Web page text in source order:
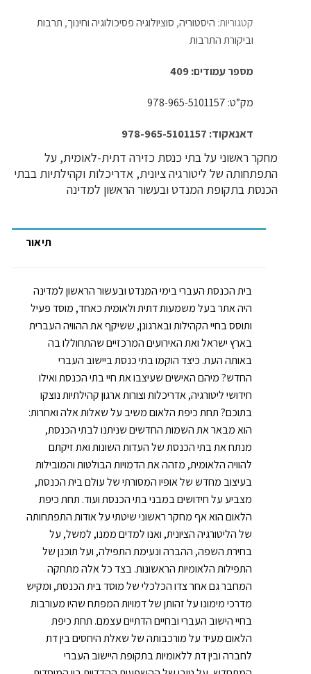
קטגוריות:היסטוריה,סוציולוגיה פסיכולוגיה וחינוך,תרבות
וביקורת התרבות
מספר עמודים: 409
מק”ט: 978-965-5101157
דאנאקוד: 978-965-5101157
מחקר ראשוני על בתי כנסת כזירה דתית-לאומית, על
התפתחותה של ליטורגיה ציונית, אדריכלות וקהילתיות בבתי
הכנסת בתקופת המנדט ובעשור הראשון למדינה
תיאור
בית הכנסת העברי בימי המנדט ובעשור הראשון למדינה
היה אתר בעל משמעות דתית ולאומית כאחד, מוסד פעיל
ותוסס בחיי הקהילות ובארגונן, ששיקף את ההוויה העברית
בארץ ישראל ואת האירועים המרכזיים שהתחוללו בה
באותה העת. כיצד הוקמו בתי כנסת ביישוב העברי
החדש? מיהם האישים שעיצבו את חיי בתי הכנסת ואילו
חידושי ליטורגיה, אדריכלות וצורות ארגון קהילתיות נוצקו
בתוכם? תחת כיפת הלאום משיב על שאלות אלה ואחרות:
הוא מבאר את השמות החדשים שניתנו לבתי הכנסת,
מנתח את בתי הכנסת של העדות השונות ואת זיקתם
להוויה הלאומית, מזהה את הדמויות הבולטות והמובילות
בעיצוב מחדש של אופיו המסורתי של עולם בית הכנסת,
מצביע על חידושים במבני בתי הכנסת ועוד. תחת כיפת
הלאום הוא אף מחקר ראשוני שיטתי על אודות התפתחותה
של הליטורגיה הציונית, ואנו למדים ממנו, למשל, על
בחירת השפה, ההברה ונעימת התפילה, ועל תוכנן של
התפילות הלאומיות הראשונות. בצד כל אלה מתחקה
המחבר גם אחר צדו הכלכלי של מוסד בית הכנסת, ומקיש
מדרכי מימונו על זהותן של דמויות המפתח שהיו מעורבות
בחיי הישוב העברי ובחיים הדתיים עצמם. תחת כיפת
הלאום מעיד על מורכבותה של שאלת היחסים בין דת
לחברה ובין דת ללאומיות בתקופת היישוב העברי